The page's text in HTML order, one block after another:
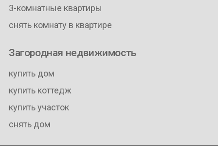
3-комнатные квартиры
снять комнату в квартире
Загородная недвижимость
купить дом
купить коттедж
купить участок
снять дом